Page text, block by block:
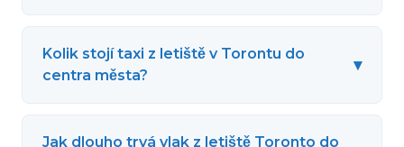
Kolik stojí taxi z letiště v Torontu do
centra města?
▾
Jak dlouho trvá vlak z letiště Toronto do